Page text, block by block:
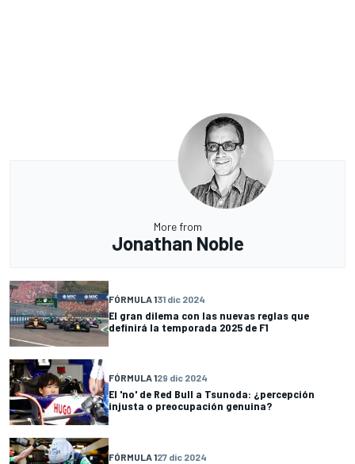
More from
Jonathan Noble
FÓRMULA 131 dic 2024
El gran dilema con las nuevas reglas que
definirá la temporada 2025 de F1
FÓRMULA 129 dic 2024
El 'no' de Red Bull a Tsunoda: ¿percepción
injusta o preocupación genuina?
FÓRMULA 127 dic 2024